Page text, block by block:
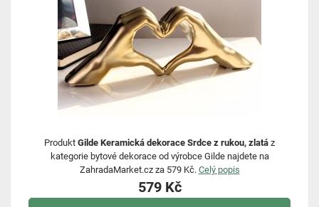
Produkt Gilde Keramická dekorace Srdce z rukou, zlatá z
kategorie bytové dekorace od výrobce Gilde najdete na
ZahradaMarket.cz za 579 Kč. Celý popis
579 Kč